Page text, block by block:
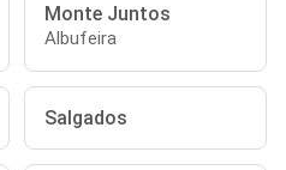
Monte Juntos
Albufeira
Salgados